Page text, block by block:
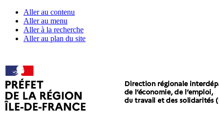
Aller au contenu
Aller au menu
Aller à la recherche
Aller au plan du site